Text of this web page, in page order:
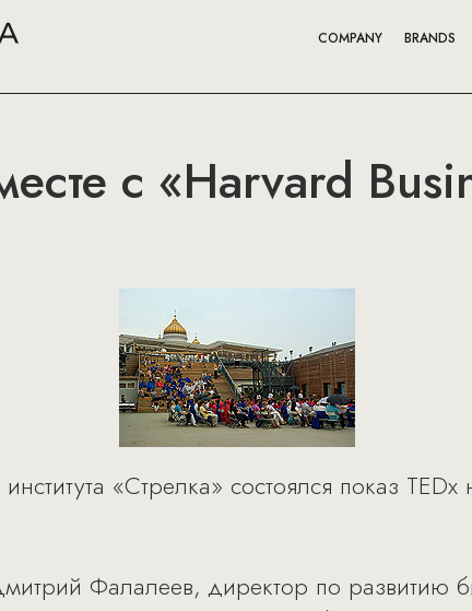
COMPANY BRANDS
с «Harvard
«Стрелка» состоялся показ
Фалалеев, директор по развитию